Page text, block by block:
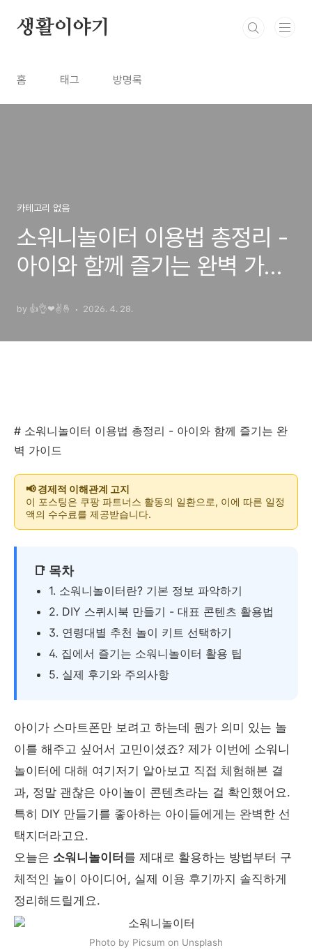
생활이야기
홈 태그 방명록
카테고리 없음
소워니놀이터 이용법 총정리 -
아이와 함께 즐기는 완벽 가이
by 👍👌❤✌🤞 2026. 4. 28.
# 소워니놀이터 이용법 총정리 - 아이와 함께 즐기는 완
벽 가이드
📢 경제적 이해관계 고지
이 포스팅은 쿠팡 파트너스 활동의 일환으로, 이에 따른 일정
액의 수수료를 제공받습니다.
📑 목차
1. 소워니놀이터란? 기본 정보 파악하기
2. DIY 스퀴시북 만들기 - 대표 콘텐츠 활용법
3. 연령대별 추천 놀이 키트 선택하기
4. 집에서 즐기는 소워니놀이터 활용 팁
5. 실제 후기와 주의사항
아이가 스마트폰만 보려고 하는데 뭔가 의미 있는 놀
이를 해주고 싶어서 고민이셨죠? 제가 이번에 소워니
놀이터에 대해 여기저기 알아보고 직접 체험해본 결
과, 정말 괜찮은 아이놀이 콘텐츠라는 걸 확인했어요.
특히 DIY 만들기를 좋아하는 아이들에게는 완벽한 선
택지더라고요.
오늘은 소워니놀이터 를 제대로 활용하는 방법부터 구
체적인 놀이 아이디어, 실제 이용 후기까지 솔직하게
정리해드릴게요.
Photo by Picsum on Unsplash